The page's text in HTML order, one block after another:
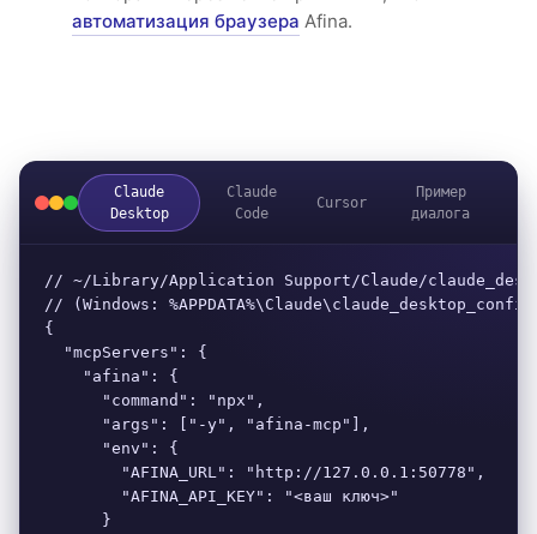
автоматизация браузера Afina.
Claude
Desktop
Claude
Code
Cursor
Пример
диалога
// ~/Library/Application Support/Claude/
// (Windows:
{
  "mcpServers": {
    "afina": {
      "command": "npx",
      "args": ["-y", "afina-mcp"],
      "env": {
        "AFINA_URL": "http://127.0.0.1:50778",
        "AFINA_API_KEY": "<ваш ключ>"
      }